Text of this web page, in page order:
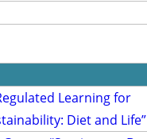
Learning for
Diet and Life”